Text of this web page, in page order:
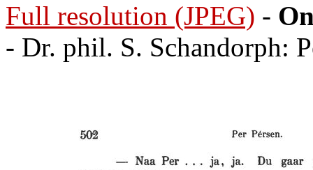
Full resolution (JPEG) -
- Dr. phil. S. Schandorph: